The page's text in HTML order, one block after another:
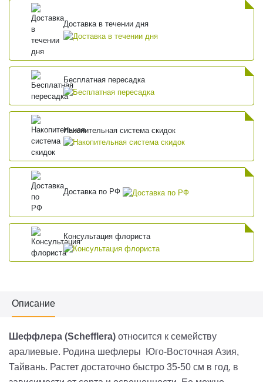
Доставка в течении дня
Бесплатная пересадка
Накопительная система скидок
Доставка по РФ
Консультация флориста
Описание
Шеффлера (Schefflera) относится к семейству
аралиевые. Родина шефлеры Юго-Восточная Азия,
Тайвань. Растет доста­точно быстро 35-50 см в год, в